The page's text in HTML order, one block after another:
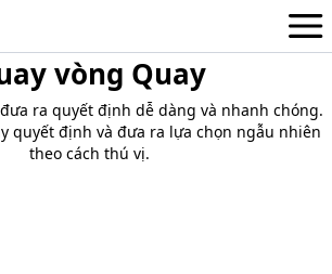
/ Đăng ký
vòng Quay
ra quyết định dễ dàng và nhanh chóng.
quyết định và đưa ra lựa chọn ngẫu nhiên
theo cách thú vị.